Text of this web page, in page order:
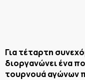
Για τέταρτη
διοργανώνει ένα
τουρνουά αγώνων